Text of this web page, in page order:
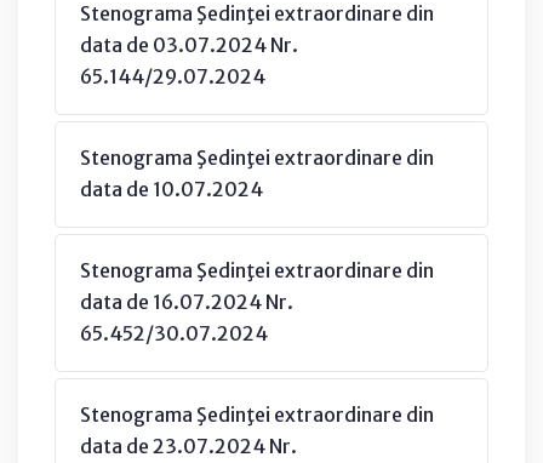
Stenograma Şedinţei extraordinare din
data de 03.07.2024 Nr.
65.144/29.07.2024
Stenograma Şedinţei extraordinare din
data de 10.07.2024
Stenograma Şedinţei extraordinare din
data de 16.07.2024 Nr.
65.452/30.07.2024
Stenograma Şedinţei extraordinare din
data de 23.07.2024 Nr.